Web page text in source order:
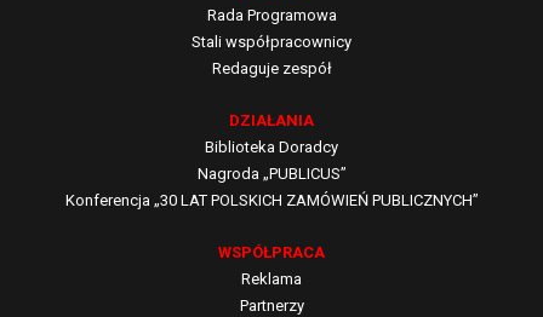
Rada Programowa
Stali współpracownicy
Redaguje zespół
DZIAŁANIA
Biblioteka Doradcy
Nagroda „PUBLICUS”
Konferencja „30 LAT POLSKICH ZAMÓWIEŃ PUBLICZNYCH”
WSPÓŁPRACA
Reklama
Partnerzy